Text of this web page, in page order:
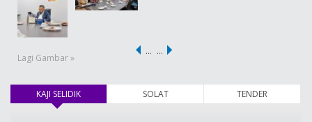
Lagi Gambar »
… …
KAJI SELIDIK(tab aktif) SOLAT TENDER